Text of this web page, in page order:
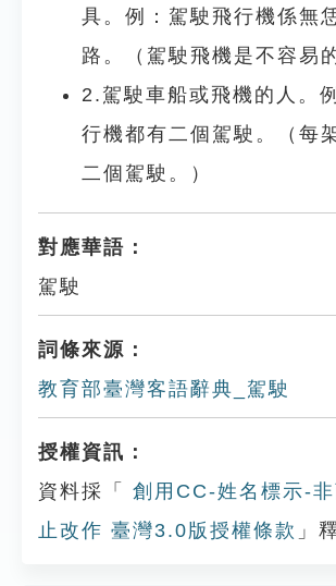
具。例：駕駛飛行機係無
路。（駕駛飛機是不容易
2.駕駛車船或飛機的人。
行機都有二個駕駛。（每
二個駕駛。）
對應華語：
駕駛
詞條來源：
教育部臺灣客語辭典_駕駛
授權資訊：
資料採「
創用CC-姓名標示-
止改作 臺灣3.0版授權條款 」